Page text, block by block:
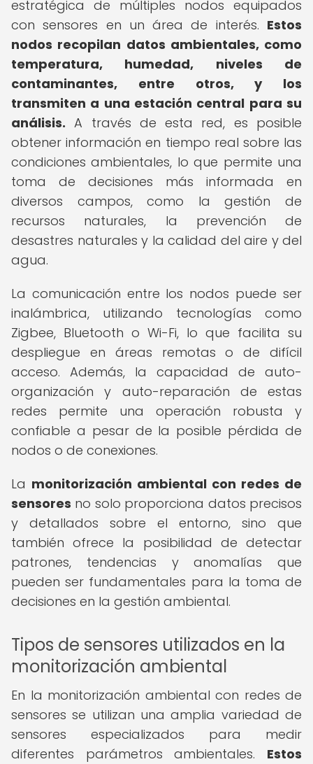
estratégica de múltiples nodos equipados
con sensores en un área de interés. Estos
nodos recopilan datos ambientales, como
temperatura, humedad, niveles de
contaminantes, entre otros, y los
transmiten a una estación central para su
análisis. A través de esta red, es posible
obtener información en tiempo real sobre las
condiciones ambientales, lo que permite una
toma de decisiones más informada en
diversos campos, como la gestión de
recursos naturales, la prevención de
desastres naturales y la calidad del aire y del
agua.
La comunicación entre los nodos puede ser
inalámbrica, utilizando tecnologías como
Zigbee, Bluetooth o Wi-Fi, lo que facilita su
despliegue en áreas remotas o de difícil
acceso. Además, la capacidad de auto-
organización y auto-reparación de estas
redes permite una operación robusta y
confiable a pesar de la posible pérdida de
nodos o de conexiones.
La monitorización ambiental con redes de
sensores no solo proporciona datos precisos
y detallados sobre el entorno, sino que
también ofrece la posibilidad de detectar
patrones, tendencias y anomalías que
pueden ser fundamentales para la toma de
decisiones en la gestión ambiental.
Tipos de sensores utilizados en la
monitorización ambiental
En la monitorización ambiental con redes de
sensores se utilizan una amplia variedad de
sensores especializados para medir
diferentes parámetros ambientales. Estos